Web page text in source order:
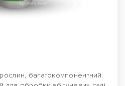
багатокомпонентний